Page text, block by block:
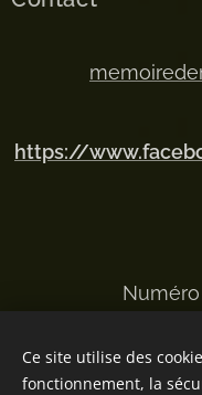
https://
Numéro
Optimisé
Ce site utilise des
fonctionnement, la